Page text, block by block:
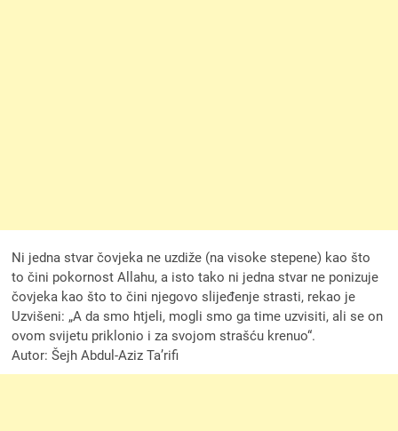
Ni jedna stvar čovjeka ne uzdiže (na visoke stepene) kao što
to čini pokornost Allahu, a isto tako ni jedna stvar ne ponizuje
čovjeka kao što to čini njegovo slijeđenje strasti, rekao je
Uzvišeni: „A da smo htjeli, mogli smo ga time uzvisiti, ali se on
ovom svijetu priklonio i za svojom strašću krenuo“.
Autor: Šejh Abdul-Aziz Ta’rifi